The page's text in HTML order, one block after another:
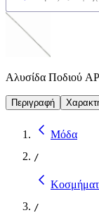
Αλυσίδα Ποδιού
Περιγραφή
Μόδα
/
/